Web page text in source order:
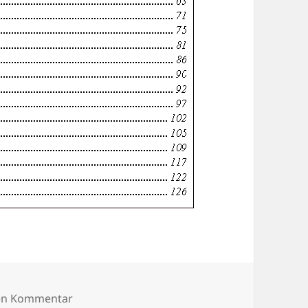
Kommentarzu Inhaltsverzeichnis Kirchenchronik